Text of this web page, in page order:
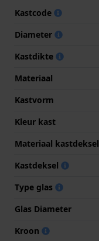
Kastcode
Diameter
Kastdikte
Materiaal
Kastvorm
Kleur kast
Materiaal kastdeksel
Kastdeksel
Type glas
Glas Diameter
Kroon